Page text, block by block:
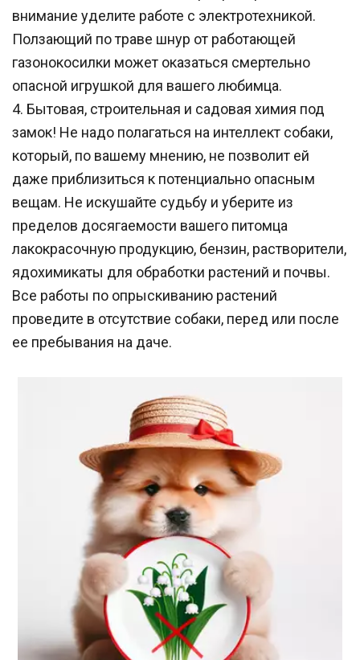
внимание уделите работе с электротехникой.
Ползающий по траве шнур от работающей
газонокосилки может оказаться смертельно
опасной игрушкой для вашего любимца.
4. Бытовая, строительная и садовая химия под
замок! Не надо полагаться на интеллект собаки,
который, по вашему мнению, не позволит ей
даже приблизиться к потенциально опасным
вещам. Не искушайте судьбу и уберите из
пределов досягаемости вашего питомца
лакокрасочную продукцию, бензин, растворители,
ядохимикаты для обработки растений и почвы.
Все работы по опрыскиванию растений
проведите в отсутствие собаки, перед или после
ее пребывания на даче.